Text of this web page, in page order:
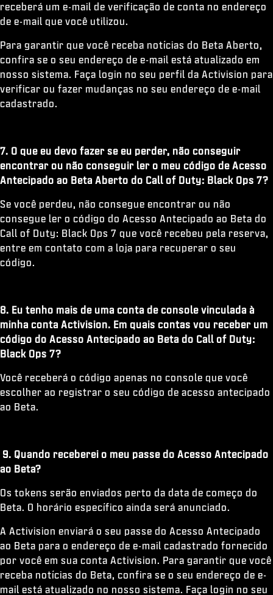
receberá um e-mail de verificação de conta no endereço
de e-mail que você utilizou.
Para garantir que você receba notícias do Beta Aberto,
confira se o seu endereço de e-mail está atualizado em
nosso sistema. Faça login no seu perfil da Activision para
verificar ou fazer mudanças no seu endereço de e-mail
cadastrado.
7. O que eu devo fazer se eu perder, não conseguir
encontrar ou não conseguir ler o meu código de Acesso
Antecipado ao Beta Aberto do Call of Duty: Black Ops 7?
Se você perdeu, não consegue encontrar ou não
consegue ler o código do Acesso Antecipado ao Beta do
Call of Duty: Black Ops 7 que você recebeu pela reserva,
entre em contato com a loja para recuperar o seu
código.
8. Eu tenho mais de uma conta de console vinculada à
minha conta Activision. Em quais contas vou receber um
código do Acesso Antecipado ao Beta do Call of Duty:
Black Ops 7?
Você receberá o código apenas no console que você
escolher ao registrar o seu código de acesso antecipado
ao Beta.
9. Quando receberei o meu passe do Acesso Antecipado
ao Beta?
Os tokens serão enviados perto da data de começo do
Beta. O horário específico ainda será anunciado.
A Activision enviará o seu passe do Acesso Antecipado
ao Beta para o endereço de e-mail cadastrado fornecido
por você em sua conta Activision. Para garantir que você
receba notícias do Beta, confira se o seu endereço de e-
mail está atualizado no nosso sistema. Faça login no seu